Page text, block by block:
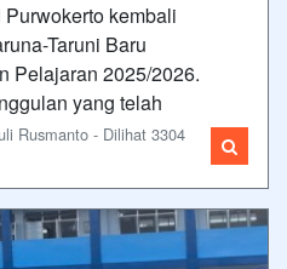
kembali
Taruni Baru
Pelajaran 2025/2026.
yang telah
Rusmanto - Dilihat 3304